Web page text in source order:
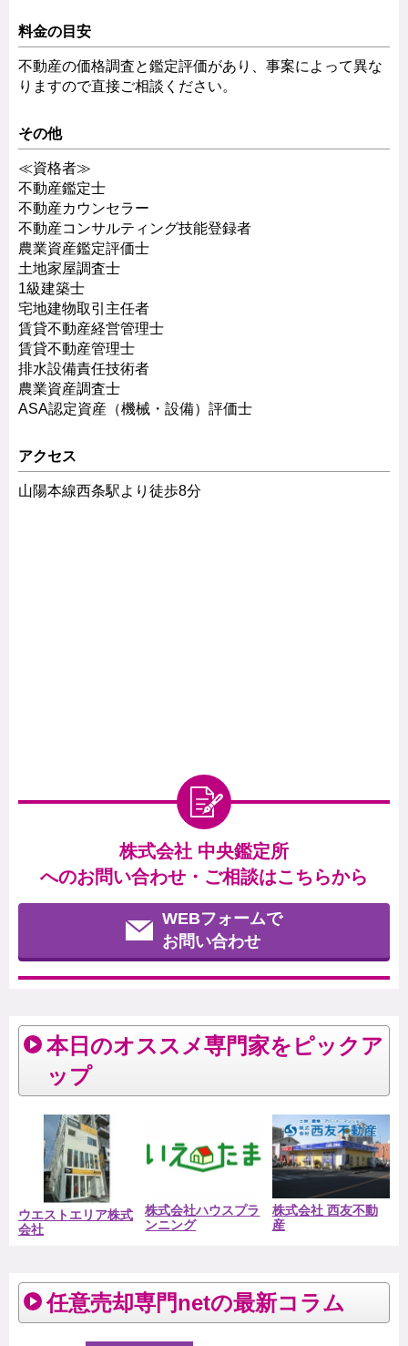
料金の目安
不動産の価格調査と鑑定評価があり、事案によって異な
りますので直接ご相談ください。
その他
≪資格者≫
不動産鑑定士
不動産カウンセラー
不動産コンサルティング技能登録者
農業資産鑑定評価士
土地家屋調査士
1級建築士
宅地建物取引主任者
賃貸不動産経営管理士
賃貸不動産管理士
排水設備責任技術者
農業資産調査士
ASA認定資産（機械・設備）評価士
アクセス
山陽本線西条駅より徒歩8分
株式会社 中央鑑定所
へのお問い合わせ・ご相談はこちらから
WEBフォームで
お問い合わせ
本日のオススメ専門家をピックア
ップ
ウエストエリア株式
会社
株式会社ハウスプラ
ンニング
株式会社 西友不動
産
任意売却専門netの最新コラム